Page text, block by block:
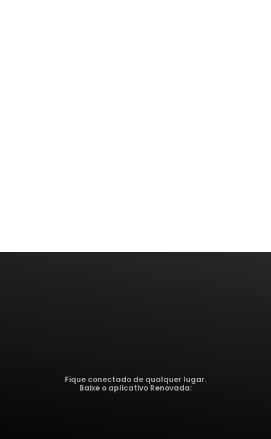
Fique conectado de qualquer lugar.
Baixe o aplicativo Renovada: